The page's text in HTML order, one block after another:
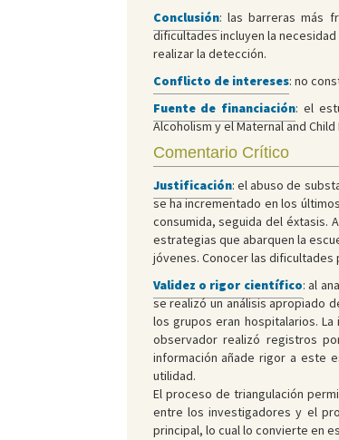
Conclusión: las barreras más
dificultades incluyen la
realizar la detección.
Conflicto de intereses: no
Fuente de financiación: el
Alcoholism y el Maternal and Child
Comentario Crítico
Justificación: el abuso de
se ha incrementado en los
consumida, seguida del éxtasis.
estrategias que abarquen la
jóvenes. Conocer las
Validez o rigor científico: al
se realizó un análisis apropiado
los grupos eran hospitalarios.
observador realizó registros
información añade rigor a este
utilidad.
El proceso de triangulación
entre los investigadores y el
principal, lo cual lo convierte en